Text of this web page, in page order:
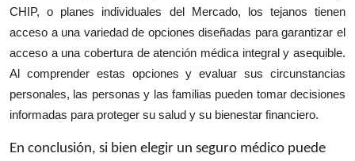
CHIP, o planes individuales del Mercado, los tejanos tienen
acceso a una variedad de opciones diseñadas para garantizar el
acceso a una cobertura de atención médica integral y asequible.
Al comprender estas opciones y evaluar sus circunstancias
personales, las personas y las familias pueden tomar decisiones
informadas para proteger su salud y su bienestar financiero.
En conclusión, si bien elegir un seguro médico puede